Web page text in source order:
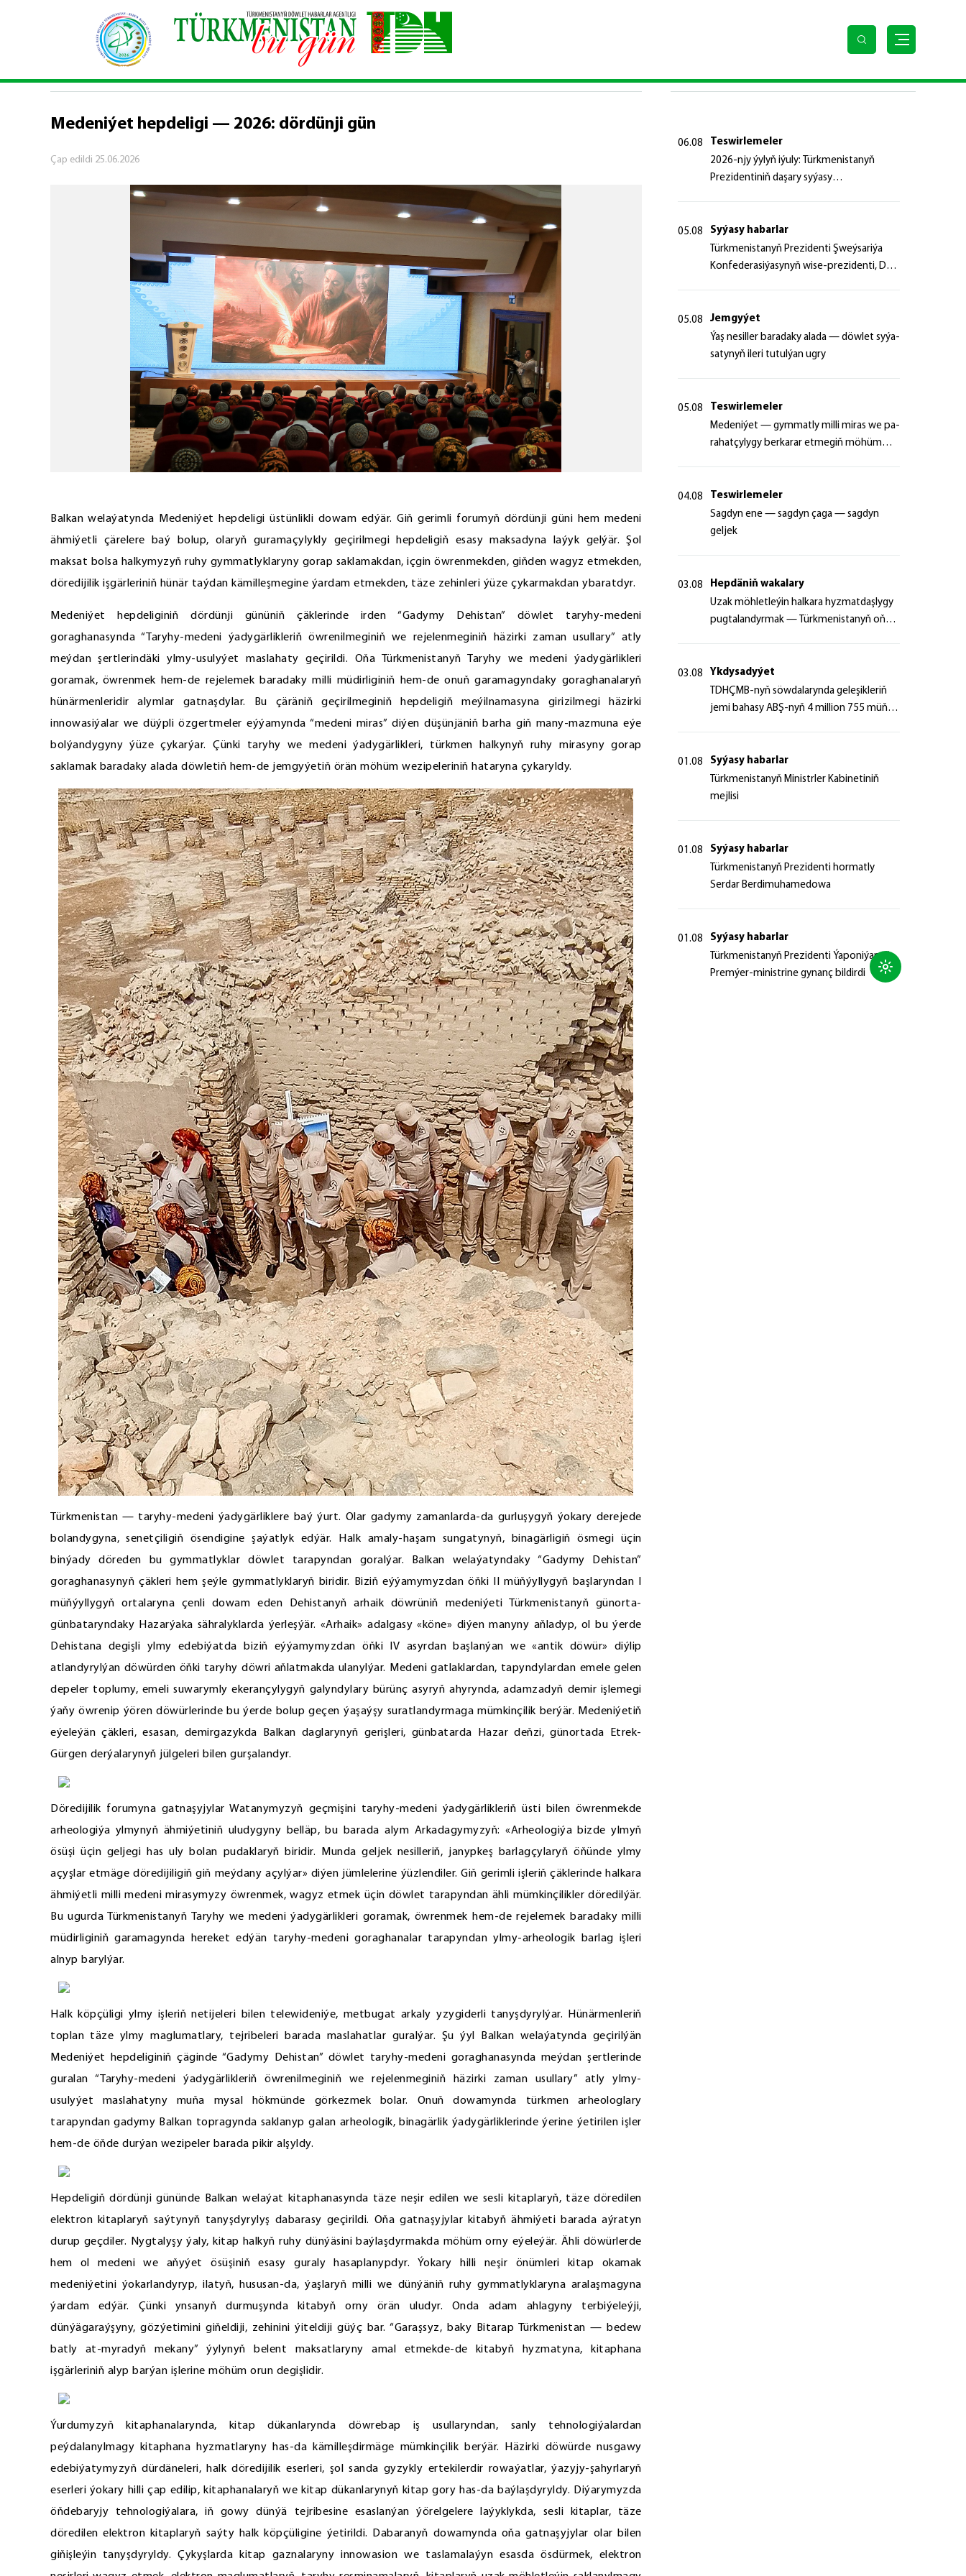
Baş sahypa \ Medeniýet \ Medeniýet hepdeligi — 2026: dördünji gün
MEDENIÝET
Medeniýet hepdeligi — 2026: dördünji gün
Çap edildi 25.06.2026
Balkan welaýatynda Medeniýet hepdeligi üstünlikli dowam edýär. Giň gerimli forumyň dördünji güni hem medeni
ähmiýetli çärelere baý bolup, olaryň guramaçylykly geçirilmegi hepdeligiň esasy maksadyna laýyk gelýär. Şol
maksat bolsa halkymyzyň ruhy gymmatlyklaryny gorap saklamakdan, içgin öwrenmekden, giňden wagyz etmekden,
döredijilik işgärleriniň hünär taýdan kämilleşmegine ýardam etmekden, täze zehinleri ýüze çykarmakdan ybaratdyr.
Medeniýet hepdeliginiň dördünji gününiň çäklerinde irden “Gadymy Dehistan” döwlet taryhy-medeni
goraghanasynda “Taryhy-medeni ýadygärlikleriň öwrenilmeginiň we rejelenmeginiň häzirki zaman usullary” atly
meýdan şertlerindäki ylmy-usulyýet maslahaty geçirildi. Oňa Türkmenistanyň Taryhy we medeni ýadygärlikleri
goramak, öwrenmek hem-de rejelemek baradaky milli müdirliginiň hem-de onuň garamagyndaky goraghanalaryň
hünärmenleridir alymlar gatnaşdylar. Bu çäräniň geçirilmeginiň hepdeligiň meýilnamasyna girizilmegi häzirki
innowasiýalar we düýpli özgertmeler eýýamynda “medeni miras” diýen düşünjäniň barha giň many-mazmuna eýe
bolýandygyny ýüze çykarýar. Çünki taryhy we medeni ýadygärlikleri, türkmen halkynyň ruhy mirasyny gorap
saklamak baradaky alada döwletiň hem-de jemgyýetiň örän möhüm wezipeleriniň hataryna çykaryldy.
Türkmenistan — taryhy-medeni ýadygärliklere baý ýurt. Olar gadymy zamanlarda-da gurluşygyň ýokary derejede
bolandygyna, senetçiligiň ösendigine şaýatlyk edýär. Halk amaly-haşam sungatynyň, binagärligiň ösmegi üçin
binýady döreden bu gymmatlyklar döwlet tarapyndan goralýar. Balkan welaýatyndaky “Gadymy Dehistan”
goraghanasynyň çäkleri hem şeýle gymmatlyklaryň biridir. Biziň eýýamymyzdan öňki II müňýyllygyň başlaryndan I
müňýyllygyň ortalaryna çenli dowam eden Dehistanyň arhaik döwrüniň medeniýeti Türkmenistanyň günorta-
günbataryndaky Hazarýaka sähralyklarda ýerleşýär. «Arhaik» adalgasy «köne» diýen manyny aňladyp, ol bu ýerde
Dehistana degişli ylmy edebiýatda biziň eýýamymyzdan öňki IV asyrdan başlanýan we «antik döwür» diýlip
atlandyrylýan döwürden öňki taryhy döwri aňlatmakda ulanylýar. Medeni gatlaklardan, tapyndylardan emele gelen
depeler toplumy, emeli suwarymly ekerançylygyň galyndylary bürünç asyryň ahyrynda, adamzadyň demir işlemegi
ýaňy öwrenip ýören döwürlerinde bu ýerde bolup geçen ýaşaýşy suratlandyrmaga mümkinçilik berýär. Medeniýetiň
eýeleýän çäkleri, esasan, demirgazykda Balkan daglarynyň gerişleri, günbatarda Hazar deňzi, günortada Etrek-
Gürgen derýalarynyň jülgeleri bilen gurşalandyr.
Döredijilik forumyna gatnaşyjylar Watanymyzyň geçmişini taryhy-medeni ýadygärlikleriň üsti bilen öwrenmekde
arheologiýa ylmynyň ähmiýetiniň uludygyny belläp, bu barada alym Arkadagymyzyň: «Arheologiýa bizde ylmyň
ösüşi üçin geljegi has uly bolan pudaklaryň biridir. Munda geljek nesilleriň, janypkeş barlagçylaryň öňünde ylmy
açyşlar etmäge döredijiligiň giň meýdany açylýar» diýen jümlelerine ýüzlendiler. Giň gerimli işleriň çäklerinde halkara
ähmiýetli milli medeni mirasymyzy öwrenmek, wagyz etmek üçin döwlet tarapyndan ähli mümkinçilikler döredilýär.
Bu ugurda Türkmenistanyň Taryhy we medeni ýadygärlikleri goramak, öwrenmek hem-de rejelemek baradaky milli
müdirliginiň garamagynda hereket edýän taryhy-medeni goraghanalar tarapyndan ylmy-arheologik barlag işleri
alnyp barylýar.
Halk köpçüligi ylmy işleriň netijeleri bilen telewideniýe, metbugat arkaly yzygiderli tanyşdyrylýar. Hünärmenleriň
toplan täze ylmy maglumatlary, tejribeleri barada maslahatlar guralýar. Şu ýyl Balkan welaýatynda geçirilýän
Medeniýet hepdeliginiň çäginde “Gadymy Dehistan” döwlet taryhy-medeni goraghanasynda meýdan şertlerinde
guralan “Taryhy-medeni ýadygärlikleriň öwrenilmeginiň we rejelenmeginiň häzirki zaman usullary” atly ylmy-
usulyýet maslahatyny muňa mysal hökmünde görkezmek bolar. Onuň dowamynda türkmen arheologlary
tarapyndan gadymy Balkan topragynda saklanyp galan arheologik, binagärlik ýadygärliklerinde ýerine ýetirilen işler
hem-de öňde durýan wezipeler barada pikir alşyldy.
Hepdeligiň dördünji gününde Balkan welaýat kitaphanasynda täze neşir edilen we sesli kitaplaryň, täze döredilen
elektron kitaplaryň saýtynyň tanyşdyrylyş dabarasy geçirildi. Oňa gatnaşyjylar kitabyň ähmiýeti barada aýratyn
durup geçdiler. Nygtalyşy ýaly, kitap halkyň ruhy dünýäsini baýlaşdyrmakda möhüm orny eýeleýär. Ähli döwürlerde
hem ol medeni we aňyýet ösüşiniň esasy guraly hasaplanypdyr. Ýokary hilli neşir önümleri kitap okamak
medeniýetini ýokarlandyryp, ilatyň, hususan-da, ýaşlaryň milli we dünýäniň ruhy gymmatlyklaryna aralaşmagyna
ýardam edýär. Çünki ynsanyň durmuşynda kitabyň orny örän uludyr. Onda adam ahlagyny terbiýeleýji,
dünýägaraýşyny, gözýetimini giňeldiji, zehinini ýiteldiji güýç bar. “Garaşsyz, baky Bitarap Türkmenistan — bedew
batly at-myradyň mekany” ýylynyň belent maksatlaryny amal etmekde-de kitabyň hyzmatyna, kitaphana
işgärleriniň alyp barýan işlerine möhüm orun degişlidir.
Ýurdumyzyň kitaphanalarynda, kitap dükanlarynda döwrebap iş usullaryndan, sanly tehnologiýalardan
peýdalanylmagy kitaphana hyzmatlaryny has-da kämilleşdirmäge mümkinçilik berýär. Häzirki döwürde nusgawy
edebiýatymyzyň dürdäneleri, halk döredijilik eserleri, şol sanda gyzykly ertekilerdir rowaýatlar, ýazyjy-şahyrlaryň
eserleri ýokary hilli çap edilip, kitaphanalaryň we kitap dükanlarynyň kitap gory has-da baýlaşdyryldy. Diýarymyzda
öňdebaryjy tehnologiýalara, iň gowy dünýä tejribesine esaslanýan ýörelgelere laýyklykda, sesli kitaplar, täze
döredilen elektron kitaplaryň saýty halk köpçüligine ýetirildi. Dabaranyň dowamynda oňa gatnaşyjylar olar bilen
giňişleýin tanyşdyryldy. Çykyşlarda kitap gaznalaryny innowasion we taslamalaýyn esasda ösdürmek, elektron
06.08
Teswirlemeler
2026-njy ýylyň iýuly: Türkmenistanyň
Prezidentiniň daşary syýasy
05.08
Syýasy habarlar
Türk­me­nis­ta­nyň Prezidenti Şweý­sa­ri­ýa
Kon­fe­de­ra­si­ýa­sy­nyň wi­se-prezidenti, Da­
05.08
Jemgyýet
Ýaş ne­sil­ler ba­ra­da­ky ala­da — döw­let sy­ýa­
sa­ty­nyň ile­ri tu­tul­ýan ug­ry
05.08
Teswirlemeler
Me­de­ni­ýet — gym­mat­ly milli mi­ras we pa­
ra­hat­çy­ly­gy ber­ka­rar et­me­giň mö­hüm
04.08
Teswirlemeler
Sagdyn ene — sagdyn çaga — sagdyn
geljek
03.08
Hepdäniň wakalary
Uzak möhletleýin halkara hyzmatdaşlygy
pugtalandyrmak — Türkmenistanyň oňyn
03.08
Ykdysadyýet
TDHÇMB-nyň söwdalarynda geleşikleriň
jemi bahasy ABŞ-nyň 4 million 755 müň
01.08
Syýasy habarlar
Türkmenistanyň Ministrler Kabinetiniň
mejlisi
01.08
Syýasy habarlar
Türkmenistanyň Prezidenti hormatly
Serdar Berdimuhamedowa
01.08
Syýasy habarlar
Türkmenistanyň Prezidenti Ýaponiýanyň
Premýer-ministrine gynanç bildirdi